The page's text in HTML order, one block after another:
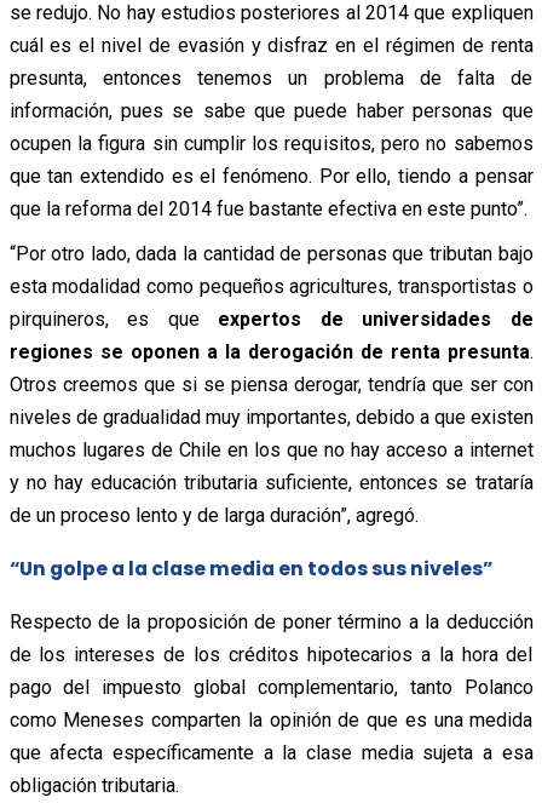
se redujo. No hay estudios posteriores al 2014 que expliquen
cuál es el nivel de evasión y disfraz en el régimen de renta
presunta, entonces tenemos un problema de falta de
información, pues se sabe que puede haber personas que
ocupen la figura sin cumplir los requisitos, pero no sabemos
que tan extendido es el fenómeno. Por ello, tiendo a pensar
que la reforma del 2014 fue bastante efectiva en este punto”.
“Por otro lado, dada la cantidad de personas que tributan bajo
esta modalidad como pequeños agricultures, transportistas o
pirquineros, es que expertos de universidades de
regiones se oponen a la derogación de renta presunta.
Otros creemos que si se piensa derogar, tendría que ser con
niveles de gradualidad muy importantes, debido a que existen
muchos lugares de Chile en los que no hay acceso a internet
y no hay educación tributaria suficiente, entonces se trataría
de un proceso lento y de larga duración”, agregó.
“Un golpe a la clase media en todos sus niveles”
Respecto de la proposición de poner término a la deducción
de los intereses de los créditos hipotecarios a la hora del
pago del impuesto global complementario, tanto Polanco
como Meneses comparten la opinión de que es una medida
que afecta específicamente a la clase media sujeta a esa
obligación tributaria.